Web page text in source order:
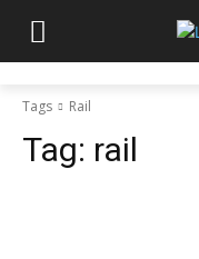
Tags Rail
Tag: rail